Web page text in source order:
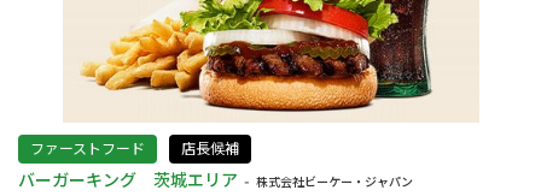
ファーストフード 店長候補
バーガーキング 茨城エリア 株式会社ビーケー・ジャパン